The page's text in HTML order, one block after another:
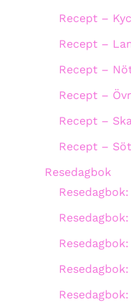
Recept –
Recept –
Recept –
Recept –
Recept –
Recept –
Resedagbok
Resedagbok: